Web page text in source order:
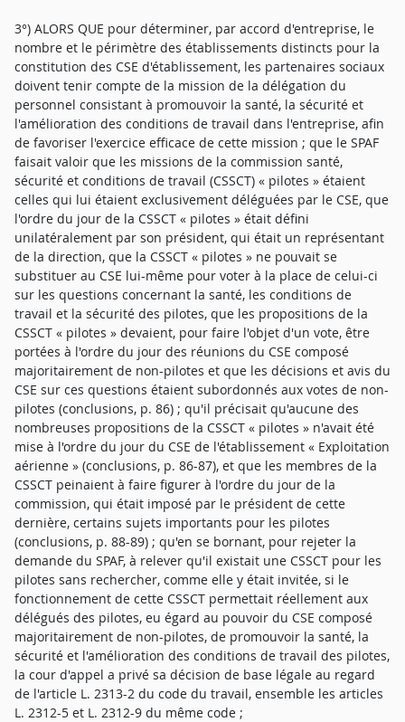
3°) ALORS QUE pour déterminer, par accord d'entreprise, le
nombre et le périmètre des établissements distincts pour la
constitution des CSE d'établissement, les partenaires sociaux
doivent tenir compte de la mission de la délégation du
personnel consistant à promouvoir la santé, la sécurité et
l'amélioration des conditions de travail dans l'entreprise, afin
de favoriser l'exercice efficace de cette mission ; que le SPAF
faisait valoir que les missions de la commission santé,
sécurité et conditions de travail (CSSCT) « pilotes » étaient
celles qui lui étaient exclusivement déléguées par le CSE, que
l'ordre du jour de la CSSCT « pilotes » était défini
unilatéralement par son président, qui était un représentant
de la direction, que la CSSCT « pilotes » ne pouvait se
substituer au CSE lui-même pour voter à la place de celui-ci
sur les questions concernant la santé, les conditions de
travail et la sécurité des pilotes, que les propositions de la
CSSCT « pilotes » devaient, pour faire l'objet d'un vote, être
portées à l'ordre du jour des réunions du CSE composé
majoritairement de non-pilotes et que les décisions et avis du
CSE sur ces questions étaient subordonnés aux votes de non-
pilotes (conclusions, p. 86) ; qu'il précisait qu'aucune des
nombreuses propositions de la CSSCT « pilotes » n'avait été
mise à l'ordre du jour du CSE de l'établissement « Exploitation
aérienne » (conclusions, p. 86-87), et que les membres de la
CSSCT peinaient à faire figurer à l'ordre du jour de la
commission, qui était imposé par le président de cette
dernière, certains sujets importants pour les pilotes
(conclusions, p. 88-89) ; qu'en se bornant, pour rejeter la
demande du SPAF, à relever qu'il existait une CSSCT pour les
pilotes sans rechercher, comme elle y était invitée, si le
fonctionnement de cette CSSCT permettait réellement aux
délégués des pilotes, eu égard au pouvoir du CSE composé
majoritairement de non-pilotes, de promouvoir la santé, la
sécurité et l'amélioration des conditions de travail des pilotes,
la cour d'appel a privé sa décision de base légale au regard
de l'article L. 2313-2 du code du travail, ensemble les articles
L. 2312-5 et L. 2312-9 du même code ;